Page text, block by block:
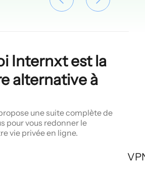
Internxt est la
alternative à
une suite complète de
pour vous redonner le
vie privée en ligne.